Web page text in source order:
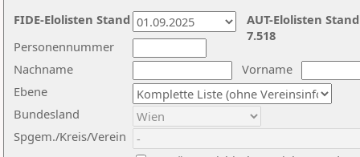
Nachname
Vorname
Ebene
Personennummer
Bundesland
Spgem./Kreis/Verein
AUT-Elolisten
7.518
FIDE-Elolisten Stand